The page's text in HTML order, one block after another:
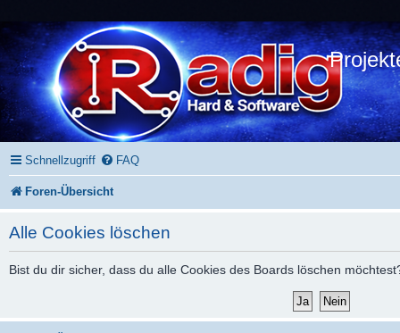
Schnellzugriff FAQ
Foren-Übersicht
Alle Cookies löschen
Bist du dir sicher, dass du alle Cookies des Boards löschen